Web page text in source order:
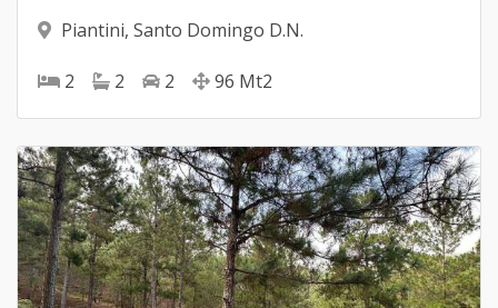
Piantini, Santo Domingo D.N.
2 2 2 96 Mt2